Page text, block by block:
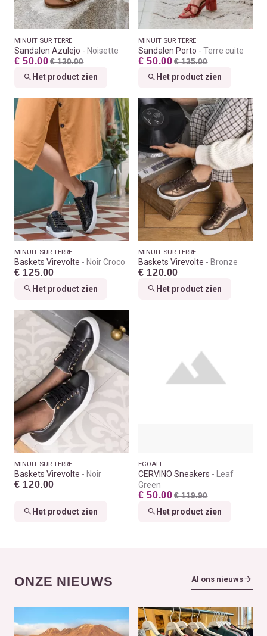
MINUIT SUR TERRE
Sandalen Azulejo Noisette
€ 50.00 € 130.00
Het product zien
MINUIT SUR TERRE
Sandalen Porto Terre cuite
€ 50.00 € 135.00
Het product zien
MINUIT SUR TERRE
Baskets Virevolte Noir Croco
€ 125.00
Het product zien
MINUIT SUR TERRE
Baskets Virevolte Bronze
€ 120.00
Het product zien
MINUIT SUR TERRE
Baskets Virevolte Noir
€ 120.00
Het product zien
ECOALF
CERVINO Sneakers
Leaf
Green
€ 50.00 € 119.90
Het product zien
ONZE NIEUWS Al ons nieuws